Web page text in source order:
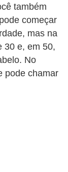
também
começar
mas na
30 e, em 50,
No
pode chamar